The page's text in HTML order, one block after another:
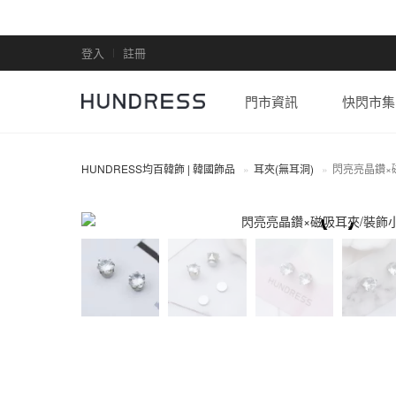
登入 註冊
門市資訊 快閃市集
HUNDRESS均百韓飾 | 韓國飾品 耳夾(無耳洞) 閃亮亮晶鑽×